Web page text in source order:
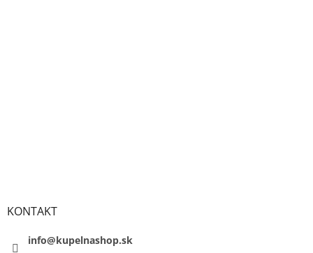
KONTAKT
info@kupelnashop.sk